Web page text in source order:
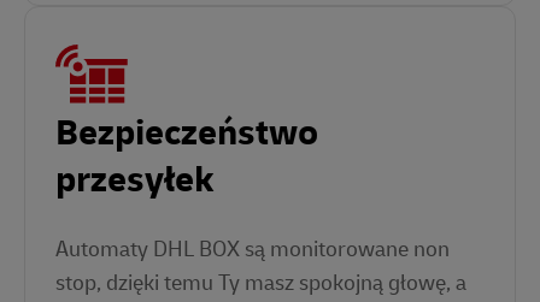
Bezpieczeństwo
przesyłek
Automaty DHL BOX są monitorowane non
stop, dzięki temu Ty masz spokojną głowę, a